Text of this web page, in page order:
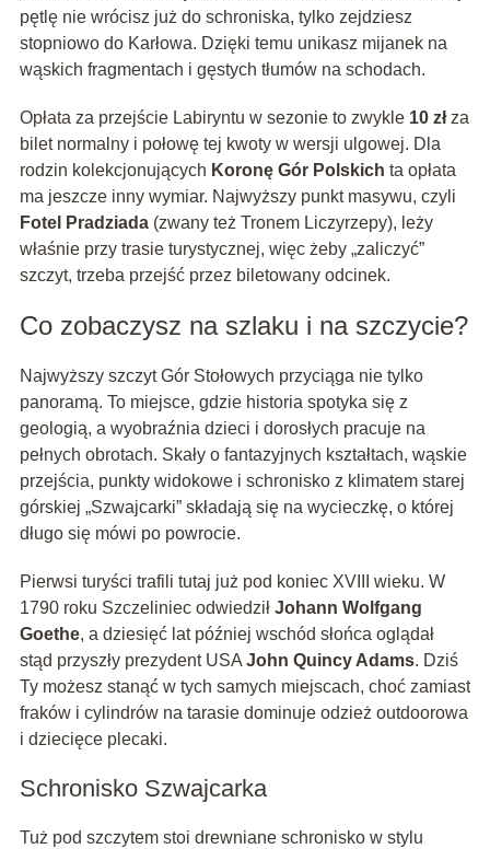
pętlę nie wrócisz już do schroniska, tylko zejdziesz
stopniowo do Karłowa. Dzięki temu unikasz mijanek na
wąskich fragmentach i gęstych tłumów na schodach.
Opłata za przejście Labiryntu w sezonie to zwykle 10 złza
bilet normalny i połowę tej kwoty w wersji ulgowej. Dla
rodzin kolekcjonujących Koronę Gór Polskich ta opłata
ma jeszcze inny wymiar. Najwyższy punkt masywu, czyli
Fotel Pradziada(zwany też Tronem Liczyrzepy), leży
właśnie przy trasie turystycznej, więc żeby „zaliczyć”
szczyt, trzeba przejść przez biletowany odcinek.
Co zobaczysz na szlaku i na szczycie?
Najwyższy szczyt Gór Stołowych przyciąga nie tylko
panoramą. To miejsce, gdzie historia spotyka się z
geologią, a wyobraźnia dzieci i dorosłych pracuje na
pełnych obrotach. Skały o fantazyjnych kształtach, wąskie
przejścia, punkty widokowe i schronisko z klimatem starej
górskiej „Szwajcarki” składają się na wycieczkę, o której
długo się mówi po powrocie.
Pierwsi turyści trafili tutaj już pod koniec XVIII wieku. W
1790 roku Szczeliniec odwiedził Johann Wolfgang
Goethe, a dziesięć lat później wschód słońca oglądał
stąd przyszły prezydent USA John Quincy Adams. Dziś
Ty możesz stanąć w tych samych miejscach, choć zamiast
fraków i cylindrów na tarasie dominuje odzież outdoorowa
i dziecięce plecaki.
Schronisko Szwajcarka
Tuż pod szczytem stoi drewniane schronisko w stylu